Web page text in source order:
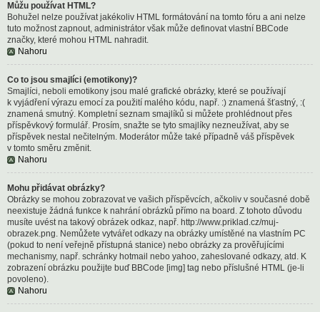
Můžu používat HTML?
Bohužel nelze používat jakékoliv HTML formátování na tomto fóru a ani nelze
tuto možnost zapnout, administrátor však může definovat vlastní BBCode
značky, které mohou HTML nahradit.
Nahoru
Co to jsou smajlíci (emotikony)?
Smajlíci, neboli emotikony jsou malé grafické obrázky, které se používají
k vyjádření výrazu emocí za použití malého kódu, např. :) znamená šťastný, :(
znamená smutný. Kompletní seznam smajlíků si můžete prohlédnout přes
příspěvkový formulář. Prosím, snažte se tyto smajlíky nezneužívat, aby se
příspěvek nestal nečitelným. Moderátor může také případně váš příspěvek
v tomto směru změnit.
Nahoru
Mohu přidávat obrázky?
Obrázky se mohou zobrazovat ve vašich příspěvcích, ačkoliv v současné době
neexistuje žádná funkce k nahrání obrázků přímo na board. Z tohoto důvodu
musíte uvést na takový obrázek odkaz, např. http://www.priklad.cz/muj-
obrazek.png. Nemůžete vytvářet odkazy na obrázky umístěné na vlastním PC
(pokud to není veřejně přístupná stanice) nebo obrázky za prověřujícími
mechanismy, např. schránky hotmail nebo yahoo, zaheslované odkazy, atd. K
zobrazení obrázku použijte buď BBCode [img] tag nebo příslušné HTML (je-li
povoleno).
Nahoru